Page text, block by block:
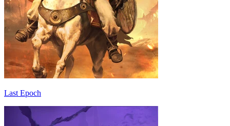
Last Epoch